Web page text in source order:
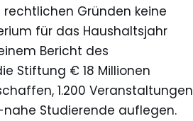
Gründen keine
für das Haushaltsjahr
Bericht des
Stiftung € 18 Millionen
1.200 Veranstaltungen
Studierende auflegen.